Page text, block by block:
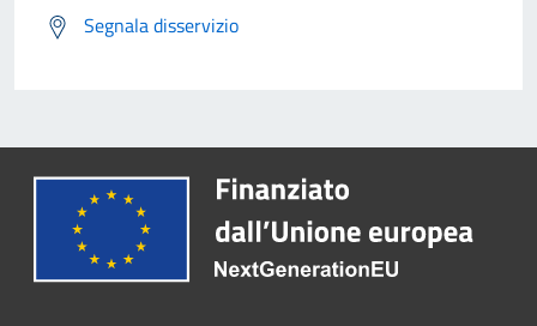
Segnala disservizio